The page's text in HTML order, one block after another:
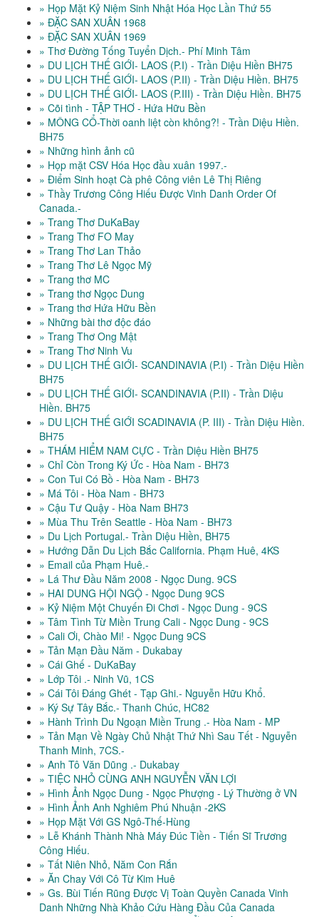
» Họp Mặt Kỷ Niệm Sinh Nhật Hóa Học Lần Thứ 55
» ĐẶC SAN XUÂN 1968
» ĐẶC SAN XUÂN 1969
» Thơ Đường Tống Tuyển Dịch.- Phí Minh Tâm
» DU LỊCH THẾ GIỚI- LAOS (P.I) - Trần Diệu Hiền BH75
» DU LỊCH THẾ GIỚI- LAOS (P.II) - Trần Diệu Hiền. BH75
» DU LỊCH THẾ GIỚI- LAOS (P.III) - Trần Diệu Hiền. BH75
» Cõi tình - TẬP THƠ - Hứa Hữu Bền
» MÔNG CỔ-Thời oanh liệt còn không?! - Trần Diệu Hiền.
BH75
» Những hình ảnh cũ
» Họp mặt CSV Hóa Học đầu xuân 1997.-
» Điểm Sinh hoạt Cà phê Công viên Lê Thị Riêng
» Thầy Trương Công Hiếu Được Vinh Danh Order Of
Canada.-
» Trang Thơ DuKaBay
» Trang Thơ FO May
» Trang Thơ Lan Thảo
» Trang Thơ Lê Ngọc Mỹ
» Trang thơ MC
» Trang thơ Ngọc Dung
» Trang thơ Hứa Hữu Bền
» Những bài thơ độc đáo
» Trang Thơ Ong Mật
» Trang Thơ Ninh Vu
» DU LỊCH THẾ GIỚI- SCANDINAVIA (P.I) - Trần Diệu Hiền
BH75
» DU LỊCH THẾ GIỚI- SCANDINAVIA (P.II) - Trần Diệu
Hiền. BH75
» DU LỊCH THẾ GIỚI SCADINAVIA (P. III) - Trần Diệu Hiền.
BH75
» THÁM HIỂM NAM CỰC - Trần Diệu Hiền BH75
» Chỉ Còn Trong Ký Ức - Hòa Nam - BH73
» Con Tui Có Bồ - Hòa Nam - BH73
» Má Tôi - Hòa Nam - BH73
» Cậu Tư Quậy - Hòa Nam BH73
» Mùa Thu Trên Seattle - Hòa Nam - BH73
» Du Lịch Portugal.- Trần Diệu Hiền, BH75
» Hướng Dẫn Du Lịch Bắc California. Phạm Huê, 4KS
» Email của Phạm Huê.-
» Lá Thư Đầu Năm 2008 - Ngọc Dung. 9CS
» HAI DUNG HỘI NGỘ - Ngọc Dung 9CS
» Kỷ Niệm Một Chuyến Đi Chơi - Ngọc Dung - 9CS
» Tâm Tình Từ Miền Trung Cali - Ngọc Dung - 9CS
» Cali Ơi, Chào Mi! - Ngọc Dung 9CS
» Tản Mạn Đầu Năm - Dukabay
» Cái Ghế - DuKaBay
» Lớp Tôi .- Ninh Vũ, 1CS
» Cái Tôi Đáng Ghét - Tạp Ghi.- Nguyễn Hữu Khổ.
» Ký Sự Tây Bắc.- Thanh Chúc, HC82
» Hành Trình Du Ngoạn Miền Trung .- Hòa Nam - MP
» Tản Mạn Về Ngày Chủ Nhật Thứ Nhì Sau Tết - Nguyễn
Thanh Minh, 7CS.-
» Anh Tô Văn Dũng .- Dukabay
» TIỆC NHỎ CÙNG ANH NGUYỄN VĂN LỢI
» Hình Ảnh Ngọc Dung - Ngọc Phượng - Lý Thường ở VN
» Hình Ảnh Anh Nghiêm Phú Nhuận -2KS
» Họp Mặt Với GS Ngô-Thế-Hùng
» Lễ Khánh Thành Nhà Máy Đúc Tiền - Tiến Sĩ Trương
Công Hiếu.
» Tất Niên Nhỏ, Năm Con Rắn
» Ăn Chay Với Cô Từ Kim Huê
» Gs. Bùi Tiến Rũng Được Vị Toàn Quyền Canada Vinh
Danh Những Nhà Khảo Cứu Hàng Đầu Của Canada